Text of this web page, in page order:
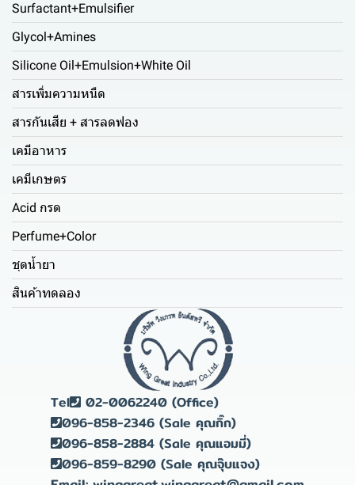
Surfactant+Emulsifier
Glycol+Amines
Silicone Oil+Emulsion+White Oil
สารเพิ่มความหนืด
สารกันเสีย + สารลดฟอง
เคมีอาหาร
เคมีเกษตร
Acid กรด
Perfume+Color
ชุดน้ำยา
สินค้าทดลอง
Tel
02-0062240 (Office)
096-858-2346 (Sale คุณกิ๊ก)
096-858-2884 (Sale คุณแอมมี่)
096-859-8290 (Sale คุณจุ๊บแจง)